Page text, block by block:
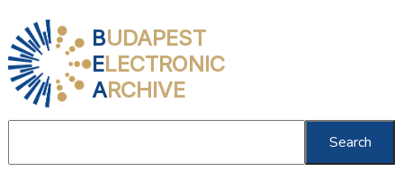
BUDAPEST
ELECTRONIC
ARCHIVE
Search